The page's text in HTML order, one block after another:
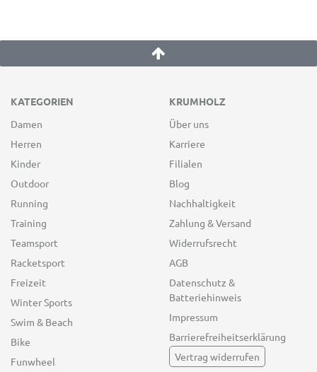
KATEGORIEN
Damen
Herren
Kinder
Outdoor
Running
Training
Teamsport
Racketsport
Freizeit
Winter Sports
Swim & Beach
Bike
Funwheel
KRUMHOLZ
Über uns
Karriere
Filialen
Blog
Nachhaltigkeit
Zahlung & Versand
Widerrufsrecht
AGB
Datenschutz &
Batteriehinweis
Impressum
Barrierefreiheitserklärung
Vertrag widerrufen